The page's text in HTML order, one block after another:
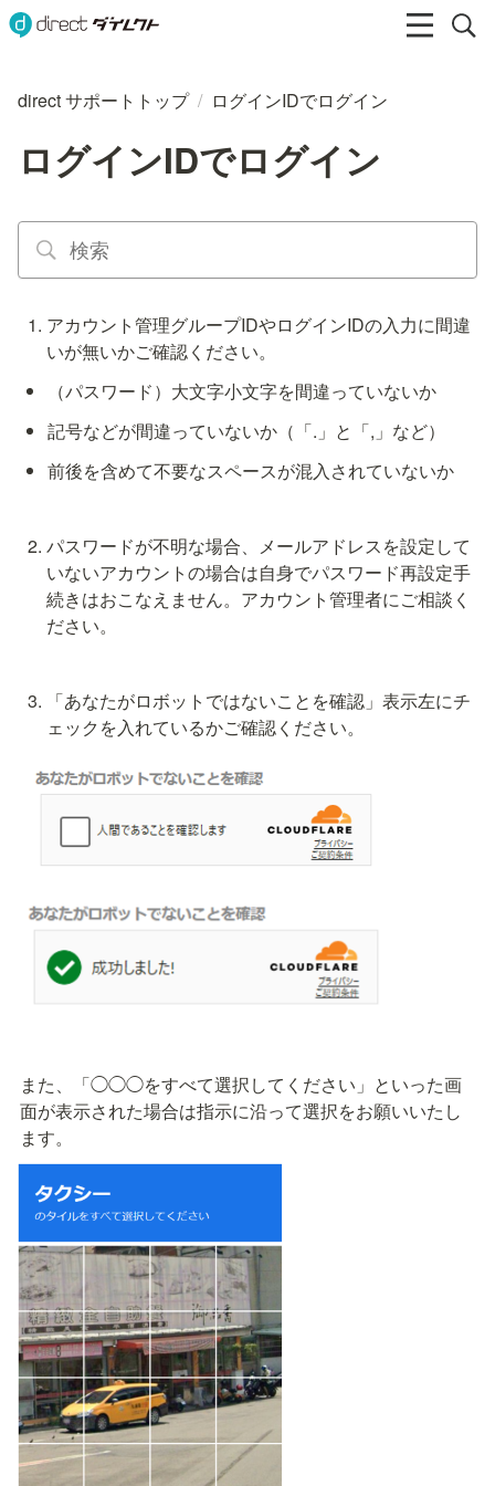
direct サポートトップ / ログインIDでログイン
ログインIDでログイン
アカウント管理グループIDやログインIDの入力に間違
いが無いかご確認ください。
（パスワード）大文字小文字を間違っていないか
記号などが間違っていないか（「.」と「,」など）
前後を含めて不要なスペースが混入されていないか
パスワードが不明な場合、メールアドレスを設定して
いないアカウントの場合は自身でパスワード再設定手
続きはおこなえません。アカウント管理者にご相談く
ださい。
「あなたがロボットではないことを確認」表示左にチ
ェックを入れているかご確認ください。
また、「◯◯◯をすべて選択してください」といった画
面が表示された場合は指示に沿って選択をお願いいたし
ます。